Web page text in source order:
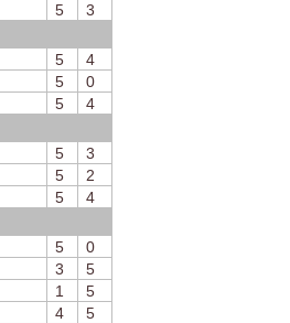
5
3
5
4
5
0
5
4
5
3
5
2
5
4
5
0
3
5
1
5
4
5